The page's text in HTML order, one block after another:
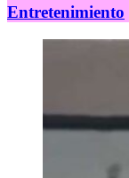
Entretenimiento